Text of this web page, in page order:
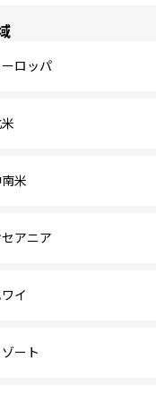
ロッパ
米
アニア
イ
ート